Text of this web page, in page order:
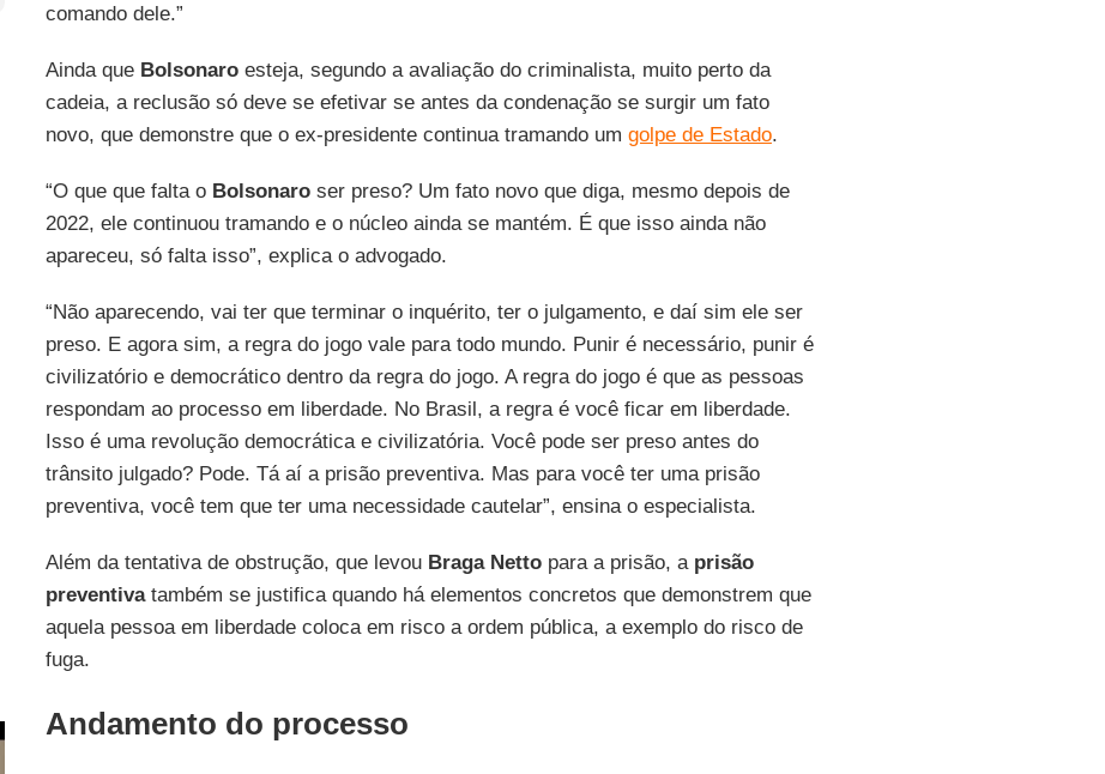
comando dele.”
Ainda que Bolsonaroesteja, segundo a avaliação do criminalista, muito perto da
cadeia, a reclusão só deve se efetivar se antes da condenação se surgir um fato
novo, que demonstre que o ex-presidente continua tramando um golpe de Estado.
“O que que falta o Bolsonaroser preso? Um fato novo que diga, mesmo depois de
2022, ele continuou tramando e o núcleo ainda se mantém. É que isso ainda não
apareceu, só falta isso”, explica o advogado.
“Não aparecendo, vai ter que terminar o inquérito, ter o julgamento, e daí sim ele ser
preso. E agora sim, a regra do jogo vale para todo mundo. Punir é necessário, punir é
civilizatório e democrático dentro da regra do jogo. A regra do jogo é que as pessoas
respondam ao processo em liberdade. No Brasil, a regra é você ficar em liberdade.
Isso é uma revolução democrática e civilizatória. Você pode ser preso antes do
trânsito julgado? Pode. Tá aí a prisão preventiva. Mas para você ter uma prisão
preventiva, você tem que ter uma necessidade cautelar”, ensina o especialista.
Além da tentativa de obstrução, que levou Braga Nettopara a prisão, a prisão
preventivatambém se justifica quando há elementos concretos que demonstrem que
aquela pessoa em liberdade coloca em risco a ordem pública, a exemplo do risco de
fuga.
Andamento do processo